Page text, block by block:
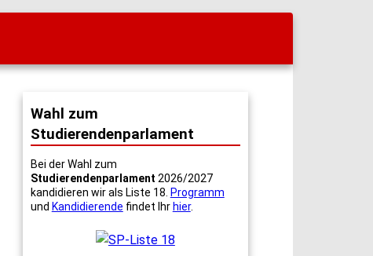
Wahl zum
Studierendenparlament
Bei der Wahl zum
Studierendenparlament 2026/2027
kandidieren wir als Liste 18. Programm
und Kandidierende findet Ihr hier.